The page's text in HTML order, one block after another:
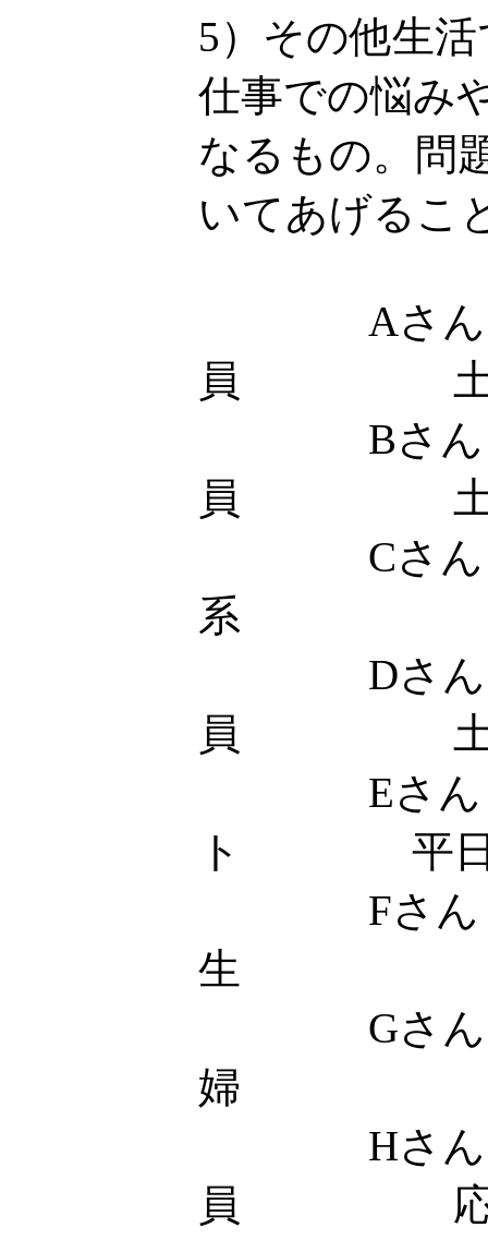
5）その他生
仕事での悩み
なるもの。問
いてあげるこ
Aさん
員 土
Bさん
員
Cさん
系 土
Dさん
員 土
Eさん
ト 平日18
Fさん
生 土
Gさ
婦 応
Hさん
員 応